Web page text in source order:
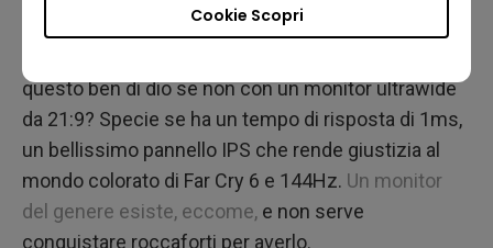
Cookie Scopri
world immenso popolato di luoghi, attività, missioni
questo ben di dio se non con un monitor ultrawide
da 21:9? Specie se ha un tempo di risposta di 1ms,
un bellissimo pannello IPS che rende giustizia al
mondo colorato di Far Cry 6 e 144Hz. Un monitor
del genere esiste, eccome, e non serve
conquistare roccaforti per averlo.